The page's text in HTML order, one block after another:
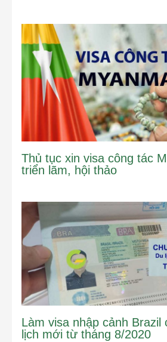
Thủ tục xin visa công tác
triển lãm, hội thảo
Làm visa nhập cảnh Brazil
lịch mới từ tháng 8/2020